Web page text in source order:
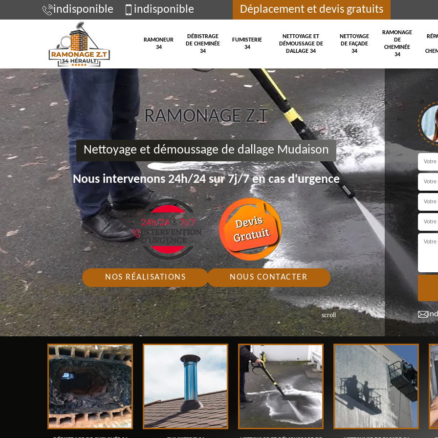
indisponible indisponible Déplacement et devis gratuits
RAMONEUR
34
DÉBISTRAGE
DE CHEMINÉE
34
FUMISTERIE
34
NETTOYAGE ET
DÉMOUSSAGE DE
DALLAGE 34
NETTOYAGE
DE FAÇADE
34
RAMONAGE
DE
CHEMINÉE
34
scroll
RAMONAGE Z.T
Nettoyage et démoussage de dallage Mudaison
Nous intervenons 24h/24 sur 7j/7 en cas d'urgence
NOS RÉALISATIONS NOUS CONTACTER